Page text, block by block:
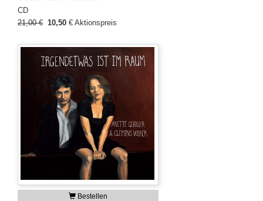
CD
21,00 € 10,50 € Aktionspreis
Bestellen